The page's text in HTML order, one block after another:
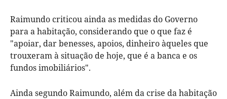
Raimundo criticou ainda as medidas do Governo
para a habitação, considerando que o que faz é
"apoiar, dar benesses, apoios, dinheiro àqueles que
trouxeram à situação de hoje, que é a banca e os
fundos imobiliários".
Ainda segundo Raimundo, além da crise da habitação